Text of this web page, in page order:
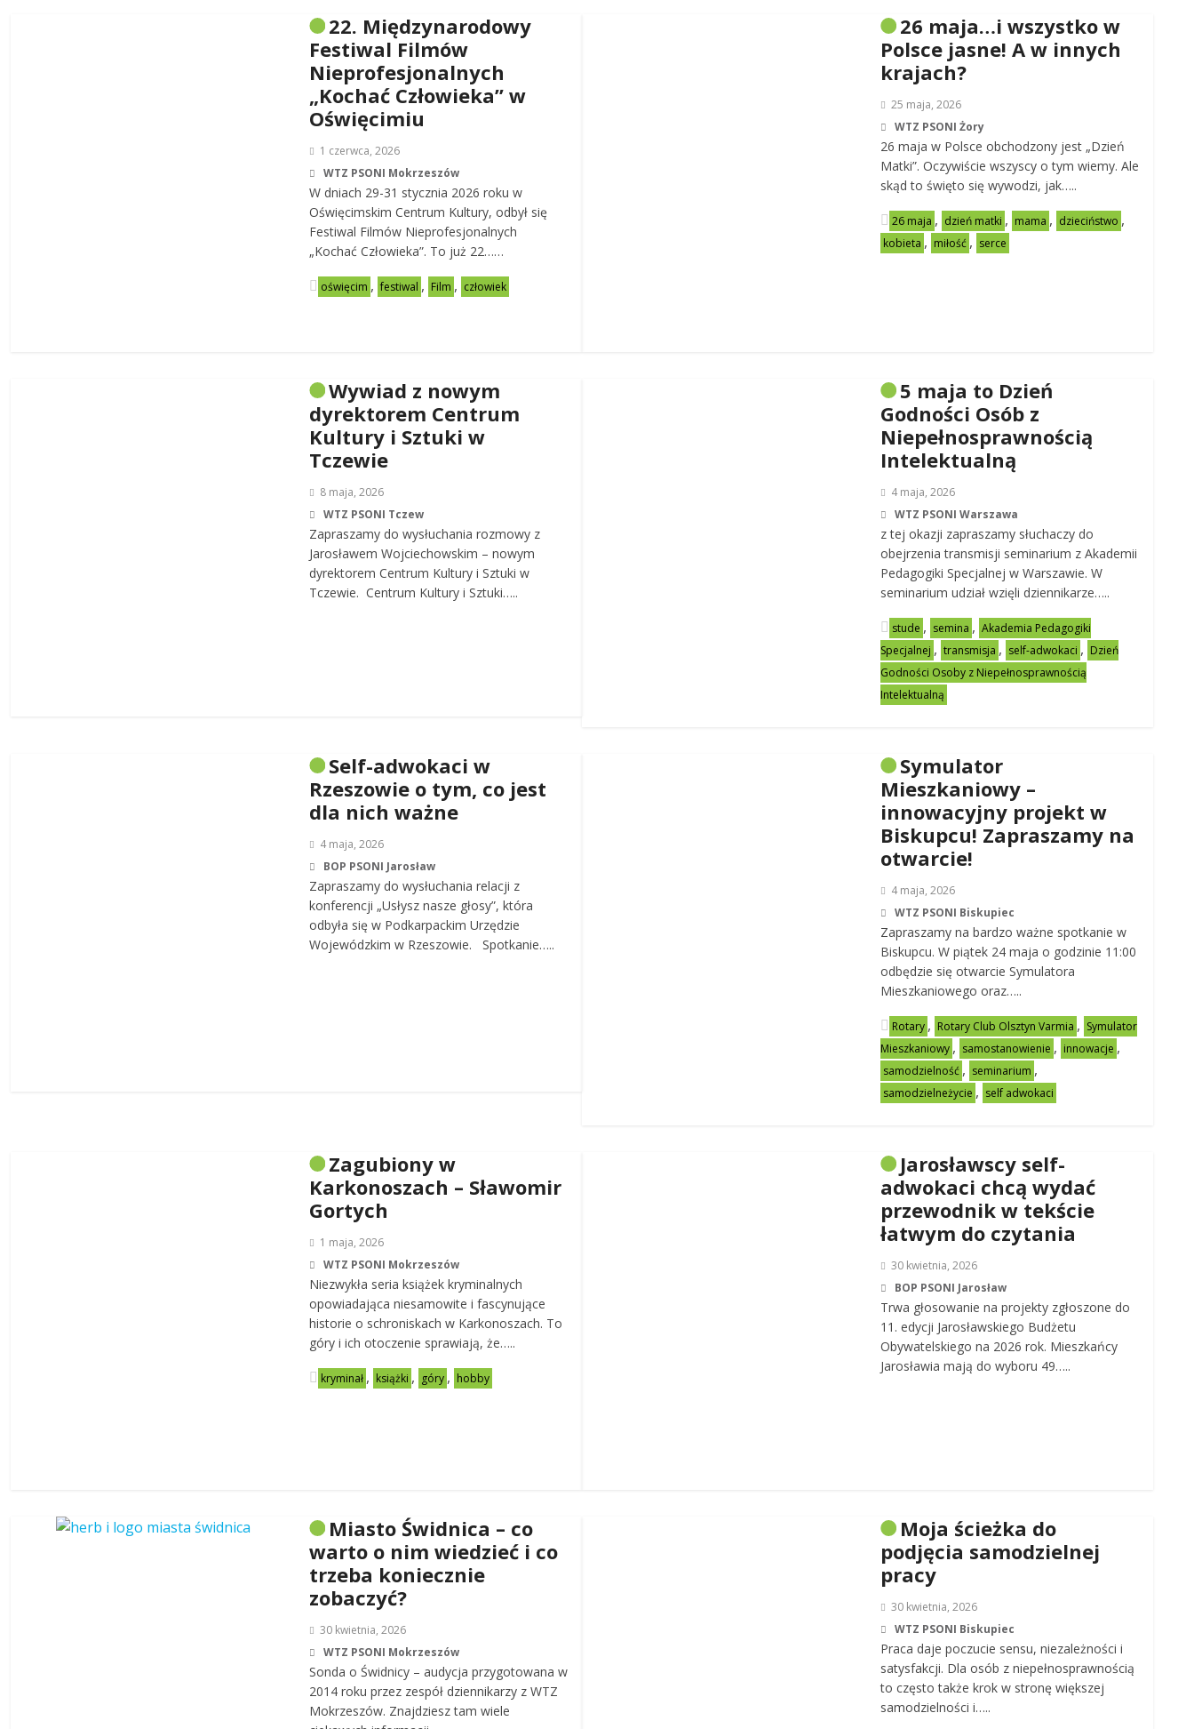
22. Międzynarodowy
Festiwal Filmów
Nieprofesjonalnych
„Kochać Człowieka” w
Oświęcimiu
1 czerwca, 2026
WTZ PSONI Mokrzeszów
W dniach 29-31 stycznia 2026 roku w
Oświęcimskim Centrum Kultury, odbył się
Festiwal Filmów Nieprofesjonalnych
„Kochać Człowieka”. To już 22……
oświęcim , festiwal , Film , człowiek
26 maja…i wszystko w
Polsce jasne! A w innych
krajach?
25 maja, 2026
WTZ PSONI Żory
26 maja w Polsce obchodzony jest „Dzień
Matki”. Oczywiście wszyscy o tym wiemy. Ale
skąd to święto się wywodzi, jak…..
26 maja , dzień matki , mama , dzieciństwo ,
kobieta , miłość , serce
Wywiad z nowym
dyrektorem Centrum
Kultury i Sztuki w
Tczewie
8 maja, 2026
WTZ PSONI Tczew
Zapraszamy do wysłuchania rozmowy z
Jarosławem Wojciechowskim – nowym
dyrektorem Centrum Kultury i Sztuki w
Tczewie. Centrum Kultury i Sztuki…..
5 maja to Dzień
Godności Osób z
Niepełnosprawnością
Intelektualną
4 maja, 2026
WTZ PSONI Warszawa
z tej okazji zapraszamy słuchaczy do
obejrzenia transmisji seminarium z Akademii
Pedagogiki Specjalnej w Warszawie. W
seminarium udział wzięli dziennikarze…..
stude , semina , Akademia Pedagogiki
Specjalnej , transmisja , self-adwokaci , Dzień
Godności Osoby z Niepełnosprawnością
Intelektualną
Self-adwokaci w
Rzeszowie o tym, co jest
dla nich ważne
4 maja, 2026
BOP PSONI Jarosław
Zapraszamy do wysłuchania relacji z
konferencji „Usłysz nasze głosy”, która
odbyła się w Podkarpackim Urzędzie
Wojewódzkim w Rzeszowie. Spotkanie…..
Symulator
Mieszkaniowy –
innowacyjny projekt w
Biskupcu! Zapraszamy na
otwarcie!
4 maja, 2026
WTZ PSONI Biskupiec
Zapraszamy na bardzo ważne spotkanie w
Biskupcu. W piątek 24 maja o godzinie 11:00
odbędzie się otwarcie Symulatora
Mieszkaniowego oraz…..
Rotary , Rotary Club Olsztyn Varmia , Symulator
Mieszkaniowy , samostanowienie , innowacje ,
samodzielność , seminarium ,
samodzielneżycie , self adwokaci
Zagubiony w
Karkonoszach – Sławomir
Gortych
1 maja, 2026
WTZ PSONI Mokrzeszów
Niezwykła seria książek kryminalnych
opowiadająca niesamowite i fascynujące
historie o schroniskach w Karkonoszach. To
góry i ich otoczenie sprawiają, że…..
kryminał , książki , góry , hobby
Jarosławscy self-
adwokaci chcą wydać
przewodnik w tekście
łatwym do czytania
30 kwietnia, 2026
BOP PSONI Jarosław
Trwa głosowanie na projekty zgłoszone do
11. edycji Jarosławskiego Budżetu
Obywatelskiego na 2026 rok. Mieszkańcy
Jarosławia mają do wyboru 49…..
Miasto Świdnica – co
warto o nim wiedzieć i co
trzeba koniecznie
zobaczyć?
30 kwietnia, 2026
WTZ PSONI Mokrzeszów
Sonda o Świdnicy – audycja przygotowana w
2014 roku przez zespół dziennikarzy z WTZ
Mokrzeszów. Znajdziesz tam wiele
Moja ścieżka do
podjęcia samodzielnej
pracy
30 kwietnia, 2026
WTZ PSONI Biskupiec
Praca daje poczucie sensu, niezależności i
satysfakcji. Dla osób z niepełnosprawnością
to często także krok w stronę większej
samodzielności i…..